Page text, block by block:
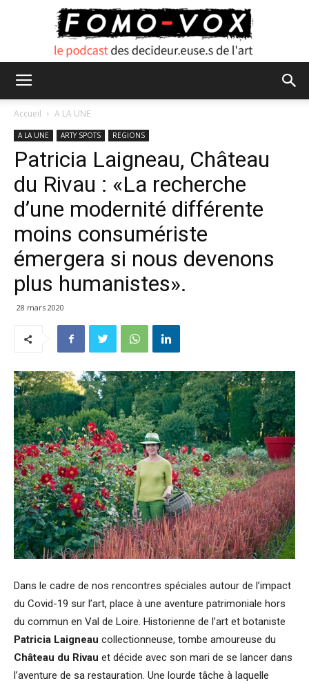
Accueil A LA UNE
A LA UNE ARTY SPOTS REGIONS
Patricia Laigneau, Château
du Rivau : «La recherche
d’une modernité différente
moins consumériste
émergera si nous devenons
plus humanistes».
28 mars 2020
Dans le cadre de nos rencontres spéciales autour de l’impact
du Covid-19 sur l’art, place à une aventure patrimoniale hors
du commun en Val de Loire. Historienne de l’art et botaniste
Patricia Laigneau collectionneuse, tombe amoureuse du
Château du Rivau et décide avec son mari de se lancer dans
l’aventure de sa restauration. Une lourde tâche à laquelle